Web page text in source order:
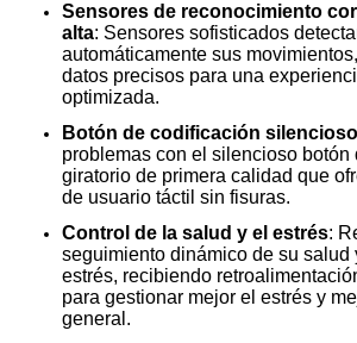
Sensores de reconocimiento
alta: Sensores sofisticados
automáticamente sus
datos precisos para una
optimizada.
Botón de codificación silencioso
problemas con el silencioso botón
giratorio de primera calidad que
de usuario táctil sin fisuras.
Control de la salud y el estrés:
seguimiento dinámico de su salud
estrés, recibiendo
para gestionar mejor el estrés y
general.